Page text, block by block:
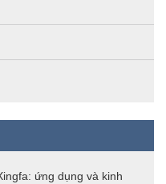
ứng dụng và kinh